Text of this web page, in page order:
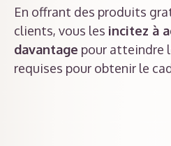
En offrant des produits
clients, vous les incitez à
davantage pour atteindre
requises pour obtenir le